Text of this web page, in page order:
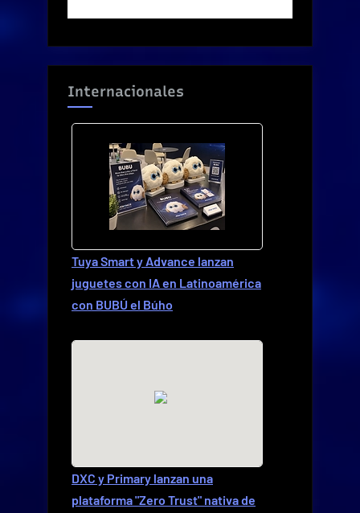
Internacionales
Tuya Smart y Advance lanzan
juguetes con IA en Latinoamérica
con BUBÚ el Búho
DXC y Primary lanzan una
plataforma "Zero Trust" nativa de